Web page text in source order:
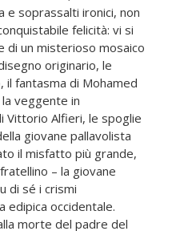
e soprassalti ironici, non
felicità: vi si
di un misterioso mosaico
originario, le
il fantasma di Mohamed
veggente in
Vittorio Alfieri, le spoglie
giovane pallavolista
il misfatto più grande,
– la giovane
di sé i crismi
edipica occidentale.
morte del padre del